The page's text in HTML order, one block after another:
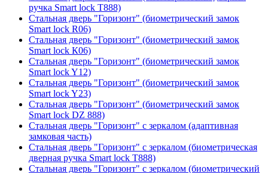
ручка Smart lock T888)
Стальная дверь "Горизонт" (биометрический замок
Smart lock R06)
Стальная дверь "Горизонт" (биометрический замок
Smart lock К06)
Стальная дверь "Горизонт" (биометрический замок
Smart lock Y12)
Стальная дверь "Горизонт" (биометрический замок
Smart lock Y23)
Стальная дверь "Горизонт" (биометрический замок
Smart lock DZ 888)
Стальная дверь "Горизонт" с зеркалом (адаптивная
замковая часть)
Стальная дверь "Горизонт" с зеркалом (биометрическая
дверная ручка Smart lock T888)
Стальная дверь "Горизонт" с зеркалом (биометрический